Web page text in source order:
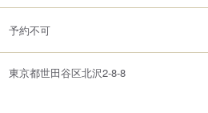
予約不可
東京都世田谷区北沢2-8-8